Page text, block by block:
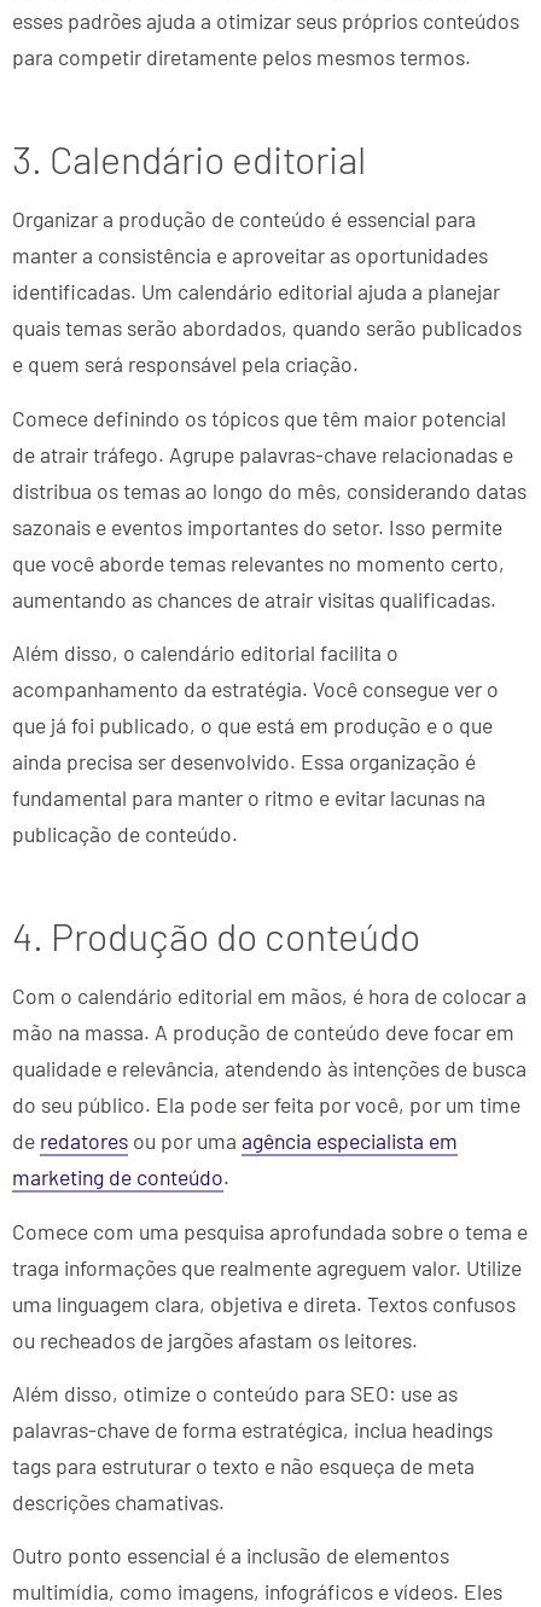
esses padrões ajuda a otimizar seus próprios conteúdos
para competir diretamente pelos mesmos termos.
3. Calendário editorial
Organizar a produção de conteúdo é essencial para
manter a consistência e aproveitar as oportunidades
identificadas. Um calendário editorial ajuda a planejar
quais temas serão abordados, quando serão publicados
e quem será responsável pela criação.
Comece definindo os tópicos que têm maior potencial
de atrair tráfego. Agrupe palavras-chave relacionadas e
distribua os temas ao longo do mês, considerando datas
sazonais e eventos importantes do setor. Isso permite
que você aborde temas relevantes no momento certo,
aumentando as chances de atrair visitas qualificadas.
Além disso, o calendário editorial facilita o
acompanhamento da estratégia. Você consegue ver o
que já foi publicado, o que está em produção e o que
ainda precisa ser desenvolvido. Essa organização é
fundamental para manter o ritmo e evitar lacunas na
publicação de conteúdo.
4. Produção do conteúdo
Com o calendário editorial em mãos, é hora de colocar a
mão na massa. A produção de conteúdo deve focar em
qualidade e relevância, atendendo às intenções de busca
do seu público. Ela pode ser feita por você, por um time
de redatores ou por uma agência especialista em
marketing de conteúdo.
Comece com uma pesquisa aprofundada sobre o tema e
traga informações que realmente agreguem valor. Utilize
uma linguagem clara, objetiva e direta. Textos confusos
ou recheados de jargões afastam os leitores.
Além disso, otimize o conteúdo para SEO: use as
palavras-chave de forma estratégica, inclua headings
tags para estruturar o texto e não esqueça de meta
descrições chamativas.
Outro ponto essencial é a inclusão de elementos
multimídia, como imagens, infográficos e vídeos. Eles